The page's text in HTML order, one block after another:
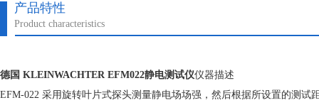
产品特性
Product characteristics
德国 KLEINWACHTER EFM022静电测试仪仪器描述
EFM-022 采用旋转叶片式探头测量静电场场强，然后根据所设置的测试